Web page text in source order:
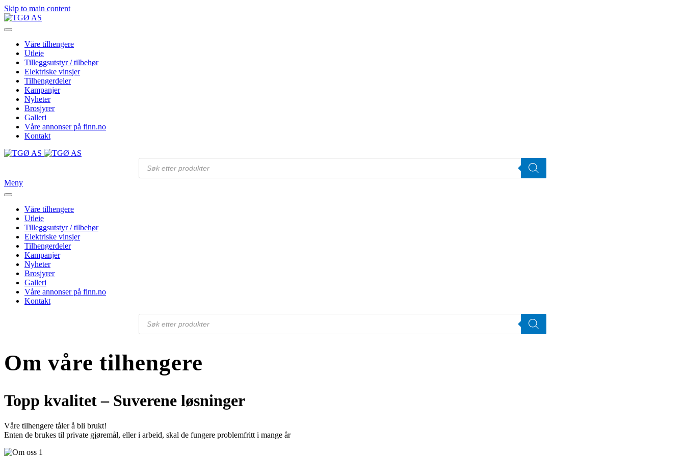
Skip to main content
Våre tilhengere
Utleie
Tilleggsutstyr / tilbehør
Elektriske vinsjer
Tilhengerdeler
Kampanjer
Nyheter
Brosjyrer
Galleri
Våre annonser på finn.no
Kontakt
Products
search
Meny
Våre tilhengere
Utleie
Tilleggsutstyr / tilbehør
Elektriske vinsjer
Tilhengerdeler
Kampanjer
Nyheter
Brosjyrer
Galleri
Våre annonser på finn.no
Kontakt
Products
search
Om våre tilhengere
Topp kvalitet – Suverene løsninger
Våre tilhengere tåler å bli brukt!
Enten de brukes til private gjøremål, eller i arbeid, skal de fungere problemfritt i mange år